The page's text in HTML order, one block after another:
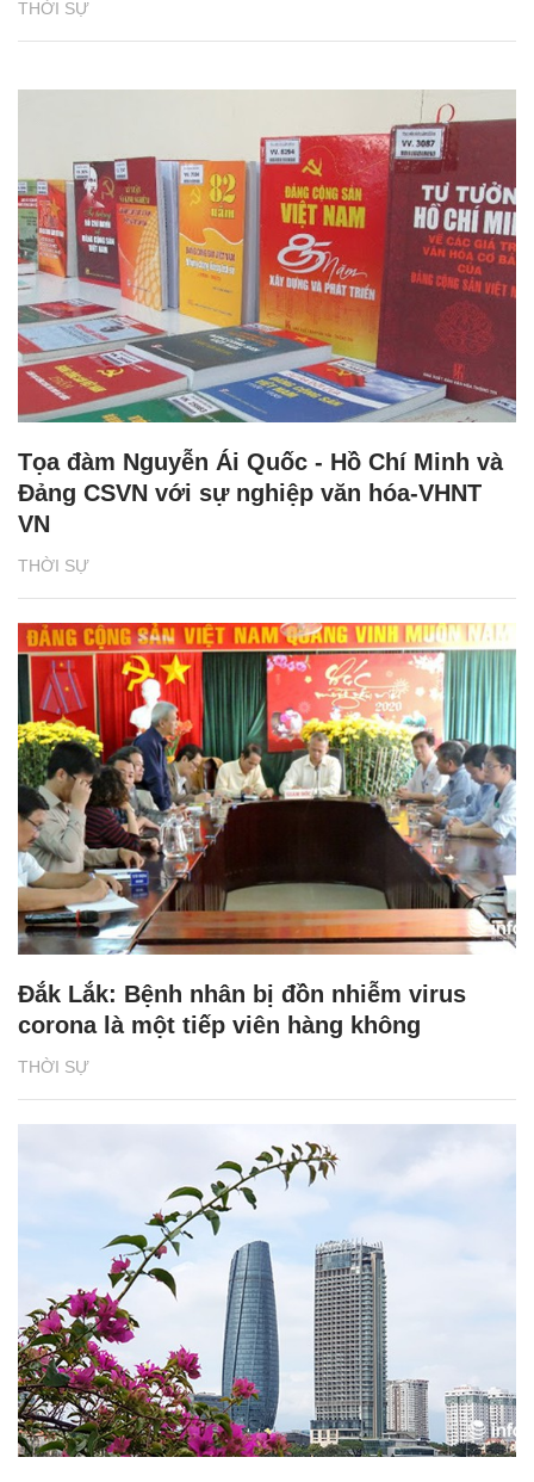
THỜI SỰ
THỜI SỰ
Tọa đàm Nguyễn Ái Quốc - Hồ Chí Minh và
Đảng CSVN với sự nghiệp văn hóa-VHNT
VN
THỜI SỰ
Đắk Lắk: Bệnh nhân bị đồn nhiễm virus
corona là một tiếp viên hàng không